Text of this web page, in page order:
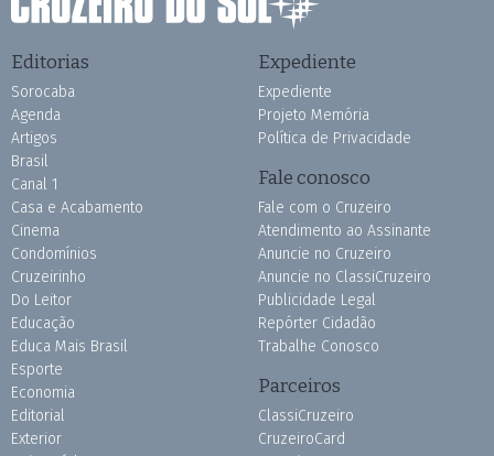
Editorias
Sorocaba
Agenda
Artigos
Brasil
Canal 1
Casa e Acabamento
Cinema
Condomínios
Cruzeirinho
Do Leitor
Educação
Educa Mais Brasil
Esporte
Economia
Editorial
Exterior
Expediente
Expediente
Projeto Memória
Política de Privacidade
Fale conosco
Fale com o Cruzeiro
Atendimento ao Assinante
Anuncie no Cruzeiro
Anuncie no ClassiCruzeiro
Publicidade Legal
Repórter Cidadão
Trabalhe Conosco
Parceiros
ClassiCruzeiro
CruzeiroCard